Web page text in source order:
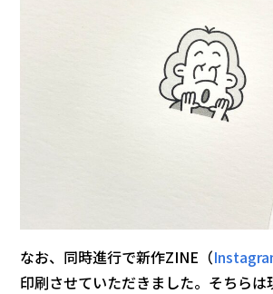
なお、同時進行で新作ZINE（
印刷させていただきました。そちらは